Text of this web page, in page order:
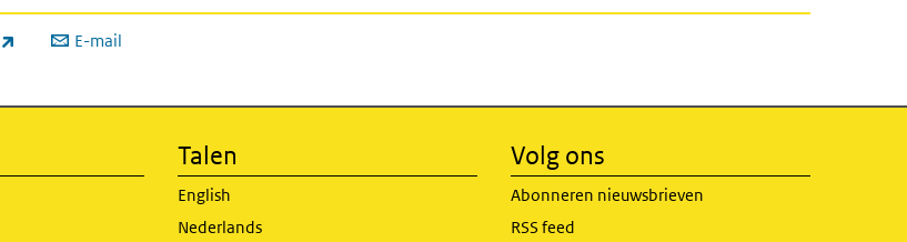
E-mail
Talen
English
Nederlands
Volg ons
Abonneren nieuwsbrieven
RSS feed